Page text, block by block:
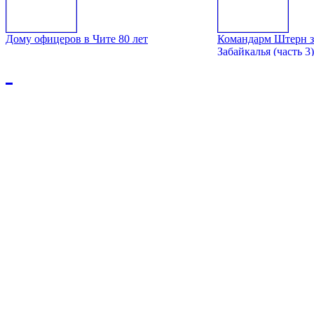
Дому офицеров в Чите 80 лет
Командарм Штерн
Забайкалья (часть 3)